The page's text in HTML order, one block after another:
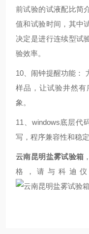
前试验的试液配比简
值和试验时间，其中
决定是进行连续型试
验效率。
10、闹钟提醒功能：
样品，让试验井然
象。
11、windows底层代
写，程序兼容性和稳
云南昆明盐雾试验箱
格，请与科迪